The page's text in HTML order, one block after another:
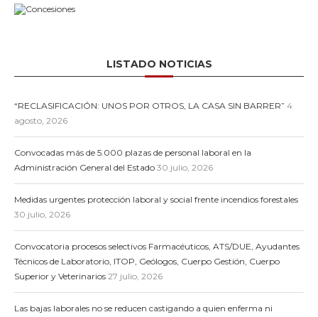
LISTADO NOTICIAS
“RECLASIFICACIÓN: UNOS POR OTROS, LA CASA SIN BARRER” 4
agosto, 2026
Convocadas más de 5.000 plazas de personal laboral en la
Administración General del Estado 30 julio, 2026
Medidas urgentes protección laboral y social frente incendios forestales
30 julio, 2026
Convocatoria procesos selectivos Farmacéuticos, ATS/DUE, Ayudantes
Técnicos de Laboratorio, ITOP, Geólogos, Cuerpo Gestión, Cuerpo
Superior y Veterinarios 27 julio, 2026
Las bajas laborales no se reducen castigando a quien enferma ni